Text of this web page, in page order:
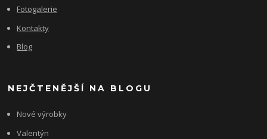
Fotogalerie
Kontakty
Blog
NEJČTENĚJŠÍ NA BLOGU
Nové výrobky
Valentýn